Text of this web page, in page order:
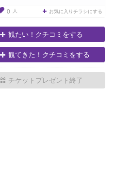
0 人 お気に入りチラシにする
観たい！クチコミをする
観てきた！クチコミをする
チケットプレゼント終了